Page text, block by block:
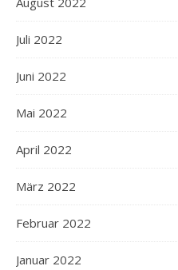
Juli 2022
Juni 2022
Mai 2022
April 2022
März 2022
Februar 2022
Januar 2022